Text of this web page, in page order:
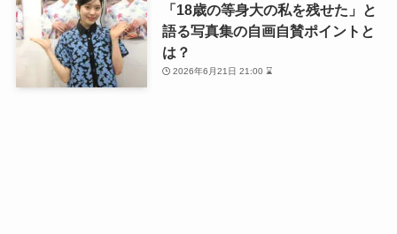
「18歳の等身大の私を残せた」と
語る写真集の自画自賛ポイントと
は？
2026年6月21日 21:00 ⌛